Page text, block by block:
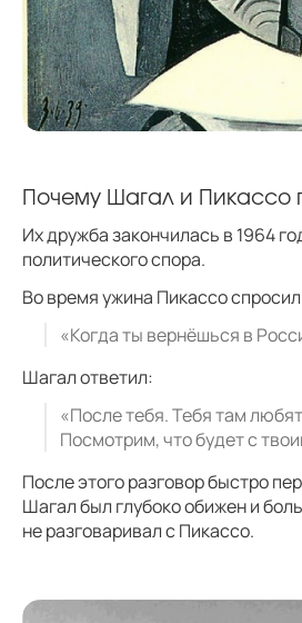
Почему Шагал и Пикассо
Их дружба закончилась в 1964
политического спора.
Во время ужина Пикассо
«Когда ты вернёшься в
Шагал ответил:
«После тебя. Тебя там
Посмотрим, что будет с
После этого разговор быстро
Шагал был глубоко обижен и
не разговаривал с Пикассо.